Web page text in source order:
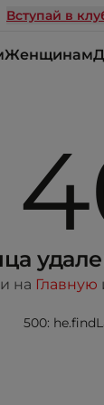
Вступай в
Женщинам
на Главную
500: